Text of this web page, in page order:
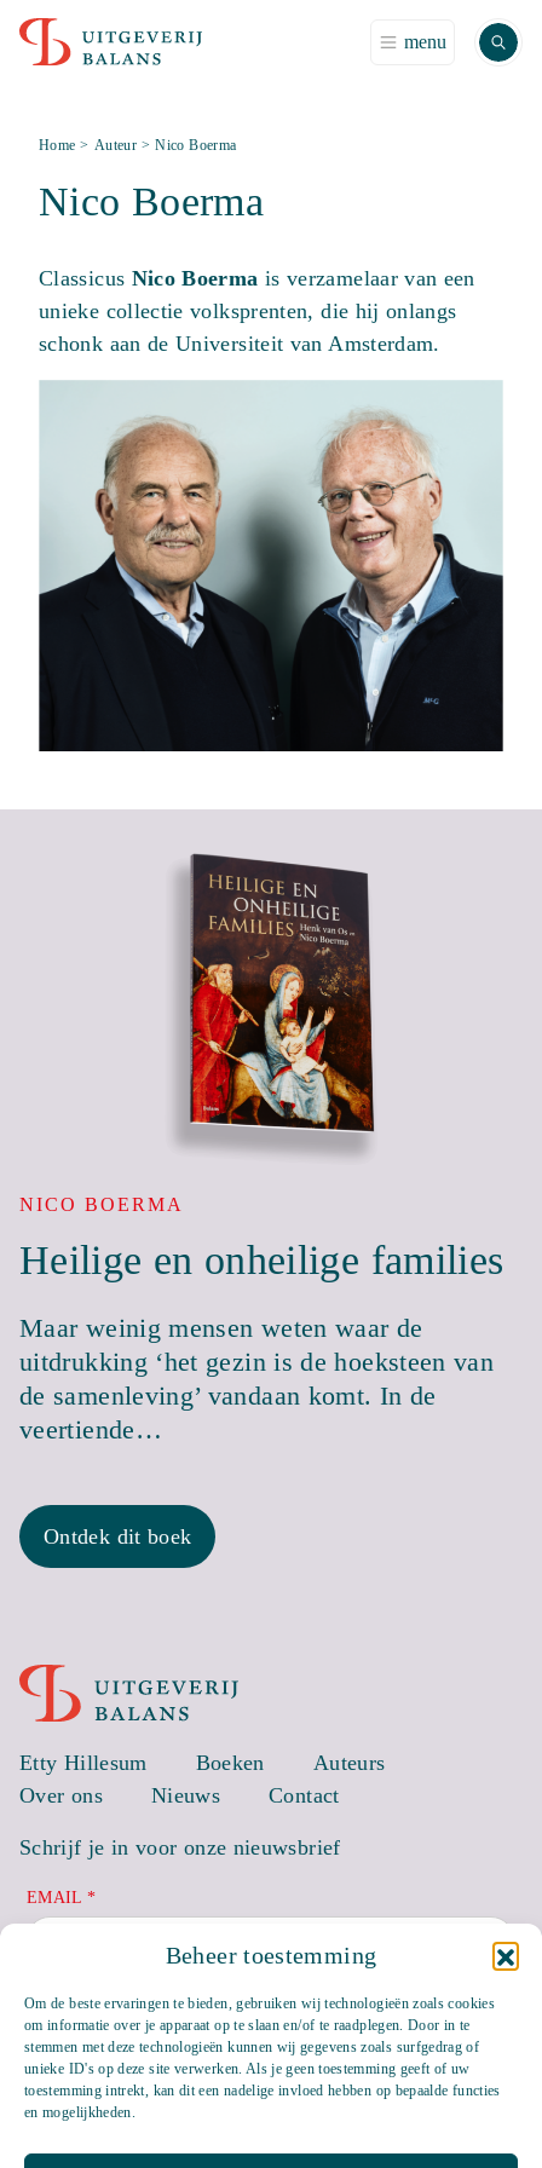
Beheer toestemming
Om de beste ervaringen te bieden, gebruiken wij technologieën zoals cookies
om informatie over je apparaat op te slaan en/of te raadplegen. Door in te
stemmen met deze technologieën kunnen wij gegevens zoals surfgedrag of
unieke ID's op deze site verwerken. Als je geen toestemming geeft of uw
toestemming intrekt, kan dit een nadelige invloed hebben op bepaalde functies
en mogelijkheden.
menu Zoek
Home > Auteur > Nico Boerma
Nico Boerma
Classicus Nico Boerma is verzamelaar van een
unieke collectie volksprenten, die hij onlangs
schonk aan de Universiteit van Amsterdam.
NICO BOERMA
Heilige en onheilige families
Maar weinig mensen weten waar de
uitdrukking ‘het gezin is de hoeksteen van
de samenleving’ vandaan komt. In de
veertiende…
Ontdek dit boek
Etty Hillesum Boeken
Auteurs
Over ons
Nieuws Contact
Schrijf je in voor onze nieuwsbrief
EMAIL *